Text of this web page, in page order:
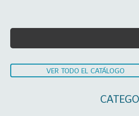
VER TODO EL CATÁLOGO